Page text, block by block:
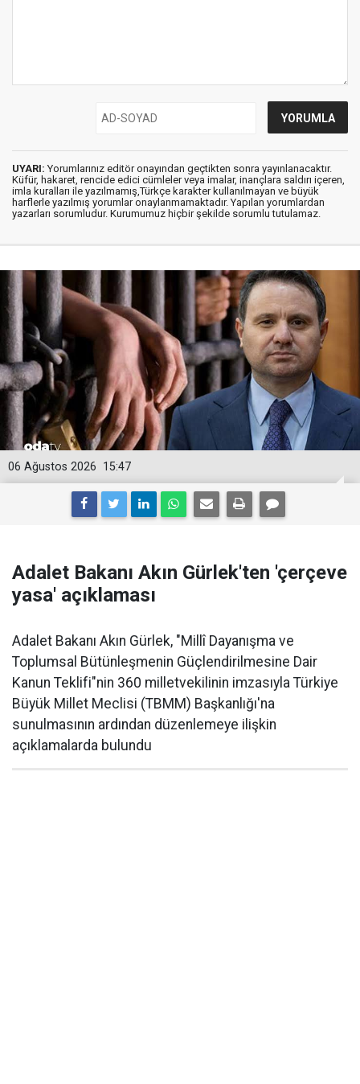
UYARI: Yorumlarınız editör onayından geçtikten sonra yayınlanacaktır.
Küfür, hakaret, rencide edici cümleler veya imalar, inançlara saldırı içeren,
imla kuralları ile yazılmamış,Türkçe karakter kullanılmayan ve büyük
harflerle yazılmış yorumlar onaylanmamaktadır. Yapılan yorumlardan
yazarları sorumludur. Kurumumuz hiçbir şekilde sorumlu tutulamaz.
15:47
06 Ağustos 2026
Adalet Bakanı Akın Gürlek'ten 'çerçeve
yasa' açıklaması
Adalet Bakanı Akın Gürlek, "Millî Dayanışma ve
Toplumsal Bütünleşmenin Güçlendirilmesine Dair
Kanun Teklifi"nin 360 milletvekilinin imzasıyla Türkiye
Büyük Millet Meclisi (TBMM) Başkanlığı'na
sunulmasının ardından düzenlemeye ilişkin
açıklamalarda bulundu